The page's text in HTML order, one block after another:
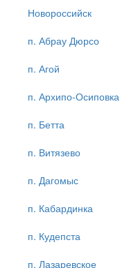
Новороссийск
п. Абрау Дюрсо
п. Агой
п. Архипо-Осиповка
п. Бетта
п. Витязево
п. Дагомыс
п. Кабардинка
п. Кудепста
п. Лазаревское